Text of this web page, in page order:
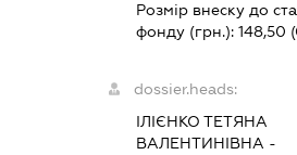
Розмір внеску до
фонду (грн.):148,50
dossier.heads:
ІЛІЄНКО ТЕТЯНА
ВАЛЕНТИНІВНА -